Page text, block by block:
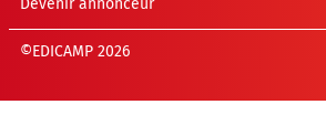
Devenir annonceur
©EDICAMP 2026